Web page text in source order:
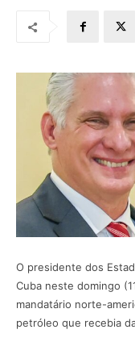
O presidente dos
Cuba neste domingo
mandatário norte-
petróleo que recebia